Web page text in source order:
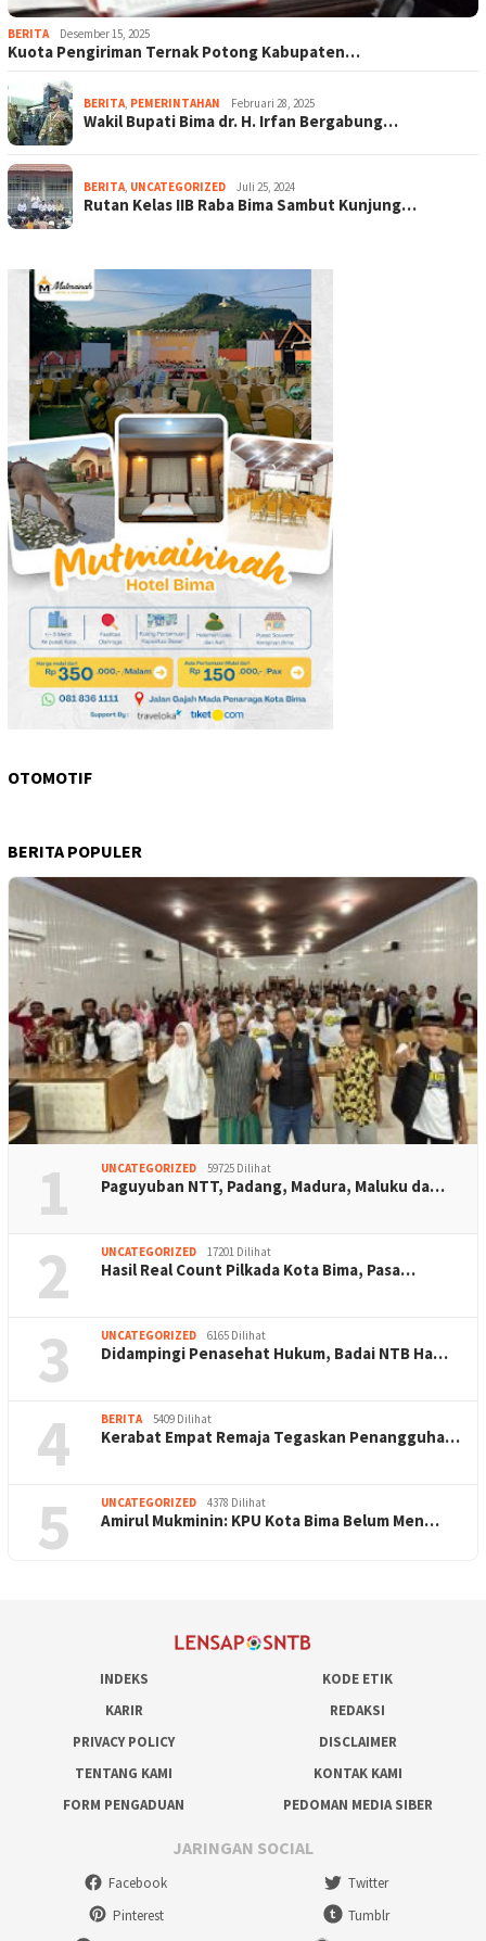
BERITA Desember 15, 2025
Kuota Pengiriman Ternak Potong Kabupaten…
BERITA, PEMERINTAHAN Februari 28, 2025
Wakil Bupati Bima dr. H. Irfan Bergabung…
BERITA, UNCATEGORIZED Juli 25, 2024
Rutan Kelas IIB Raba Bima Sambut Kunjung…
OTOMOTIF
BERITA POPULER
1 UNCATEGORIZED 59725 Dilihat
Paguyuban NTT, Padang, Madura, Maluku da…
2 UNCATEGORIZED 17201 Dilihat
Hasil Real Count Pilkada Kota Bima, Pasa…
3 UNCATEGORIZED 6165 Dilihat
Didampingi Penasehat Hukum, Badai NTB Ha…
4 BERITA 5409 Dilihat
Kerabat Empat Remaja Tegaskan Penangguha…
5 UNCATEGORIZED 4378 Dilihat
Amirul Mukminin: KPU Kota Bima Belum Men…
INDEKS
KODE ETIK
KARIR
REDAKSI
PRIVACY POLICY
DISCLAIMER
TENTANG KAMI
KONTAK KAMI
FORM PENGADUAN
PEDOMAN MEDIA SIBER
JARINGAN SOCIAL
Facebook
Twitter
Pinterest
Tumblr